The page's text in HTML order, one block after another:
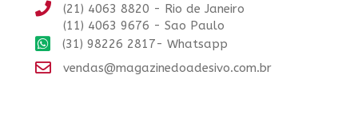
(21) 4063 8820 - Rio de Janeiro
(11) 4063 9676 - Sao Paulo
(31) 98226 2817- Whatsapp
vendas@magazinedoadesivo.com.br